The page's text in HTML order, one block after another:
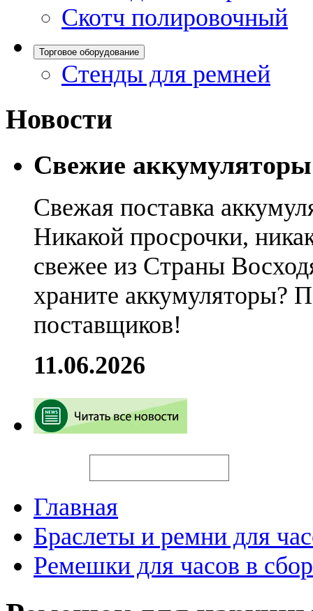
Скотч полировочный
Торговое оборудование
Стенды для ремней
Новости
Свежие
Свежая поставка
Никакой просрочки,
свежее из Страны
храните аккумуляторы?
поставщиков!
11.06.2026
Главная
Браслеты и ремни для
Ремешки для часов в